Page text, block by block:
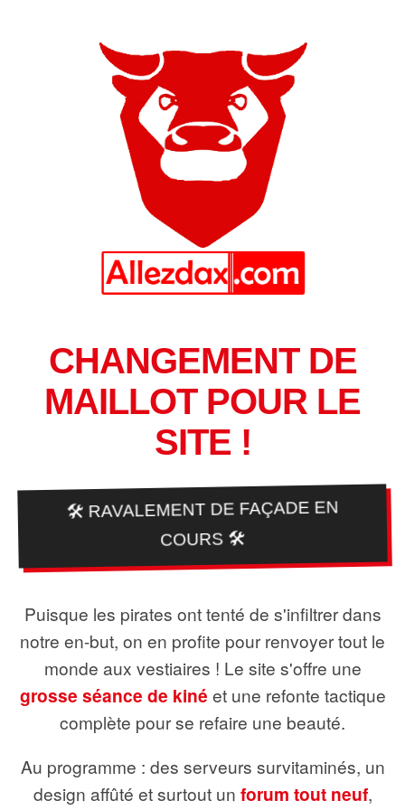
CHANGEMENT DE
MAILLOT POUR LE
SITE !
🛠️ RAVALEMENT DE FAÇADE EN
COURS 🛠️
Puisque les pirates ont tenté de s'infiltrer dans
notre en-but, on en profite pour renvoyer tout le
monde aux vestiaires ! Le site s'offre une
grosse séance de kiné et une refonte tactique
complète pour se refaire une beauté.
Au programme : des serveurs survitaminés, un
design affûté et surtout un forum tout neuf,